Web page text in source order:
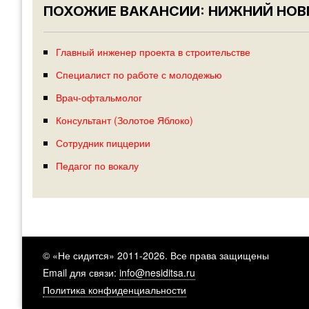
ПОХОЖИЕ ВАКАНСИИ: НИЖНИЙ
Главный инженер проекта в строительстве
Специалист по работе с молодежью
Врач-офтальмолог
Консультант (Золотое Яблоко)
Сотрудник пиццерии
Педагог по вокалу
© «Не сидится» 2011-2026. Все права защищены
Email для связи: info@nesiditsa.ru
Политика конфиденциальности